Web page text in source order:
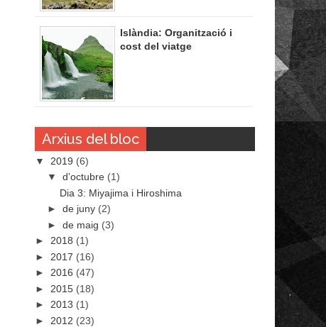
Islàndia: Organització i
cost del viatge
Arxius del bloc
▼ 2019 (6)
▼ d’octubre (1)
Dia 3: Miyajima i Hiroshima
► de juny (2)
► de maig (3)
► 2018 (1)
► 2017 (16)
► 2016 (47)
► 2015 (18)
► 2013 (1)
► 2012 (23)